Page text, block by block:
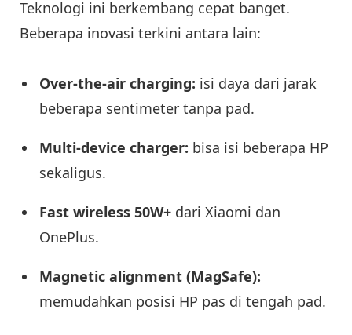
Teknologi ini berkembang cepat banget.
Beberapa inovasi terkini antara lain:
Over-the-air charging: isi daya dari jarak
beberapa sentimeter tanpa pad.
Multi-device charger: bisa isi beberapa HP
sekaligus.
Fast wireless 50W+ dari Xiaomi dan
OnePlus.
Magnetic alignment (MagSafe):
memudahkan posisi HP pas di tengah pad.